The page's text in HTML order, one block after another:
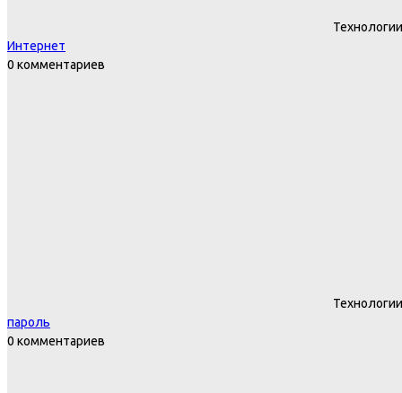
Технологии
Интернет
0 комментариев
Технологии
пароль
0 комментариев